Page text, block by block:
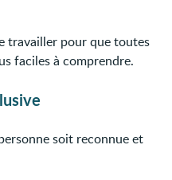
travailler pour que toutes
faciles à comprendre.
soit reconnue et